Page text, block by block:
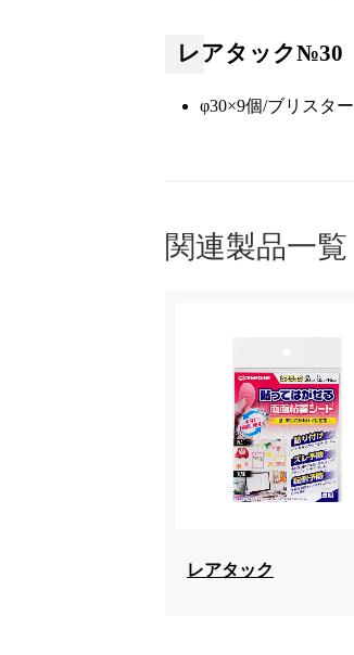
レアタック№30
φ30×9個/ブリスター
関連製品一覧
レアタック